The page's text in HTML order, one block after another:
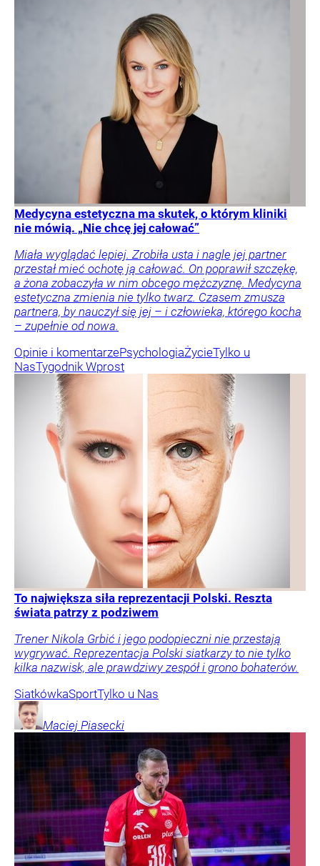
Medycyna estetyczna ma skutek, o którym kliniki
nie mówią. „Nie chcę jej całować”
Miała wyglądać lepiej. Zrobiła usta i nagle jej partner
przestał mieć ochotę ją całować. On poprawił szczękę,
a żona zobaczyła w nim obcego mężczyznę. Medycyna
estetyczna zmienia nie tylko twarz. Czasem zmusza
partnera, by nauczył się jej – i człowieka, którego kocha
– zupełnie od nowa.
Opinie i komentarzePsychologiaŻycieTylko u
NasTygodnik Wprost
To największa siła reprezentacji Polski. Reszta
świata patrzy z podziwem
Trener Nikola Grbić i jego podopieczni nie przestają
wygrywać. Reprezentacja Polski siatkarzy to nie tylko
kilka nazwisk, ale prawdziwy zespół i grono bohaterów.
SiatkówkaSportTylko u Nas
Maciej Piasecki